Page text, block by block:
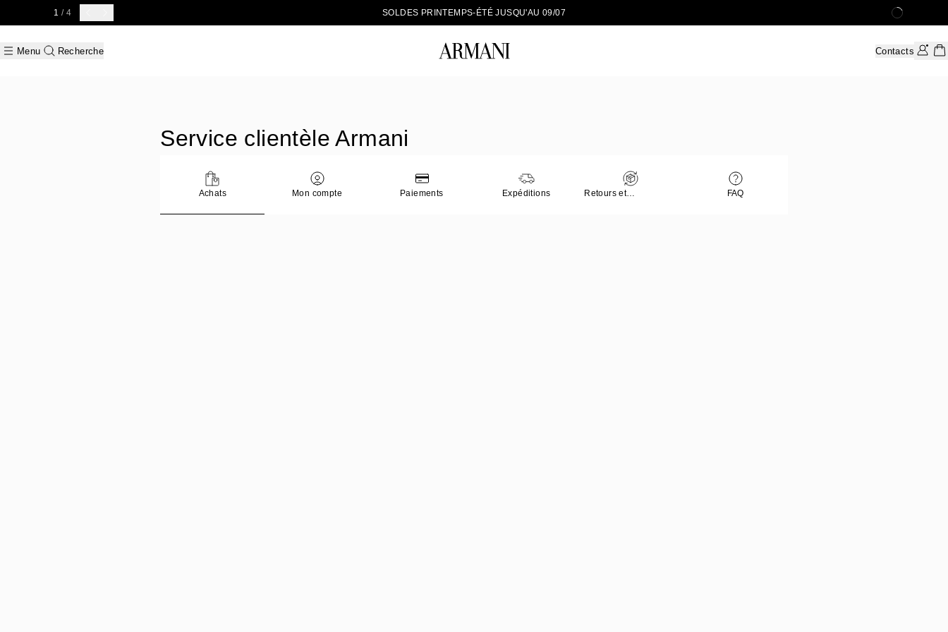
2 / 4 SOLDES PRINTEMPS-ÉTÉ JUSQU'AU 09/07
Connectez-vous à votre compte pour bénéficier de la livraison gratuite à partir de 200CAD d'achats
Menu Recherche Contacts
Service clientèle Armani
Achats Mon compte Paiements Expéditions
Retours et
FAQ